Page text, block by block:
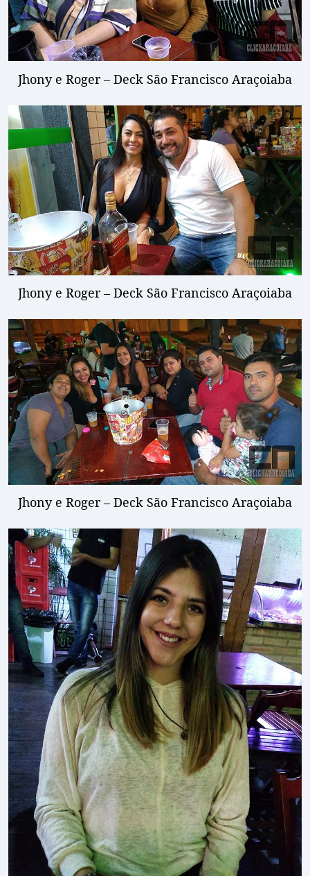
Jhony e Roger – Deck São Francisco Araçoiaba
Jhony e Roger – Deck São Francisco Araçoiaba
Jhony e Roger – Deck São Francisco Araçoiaba